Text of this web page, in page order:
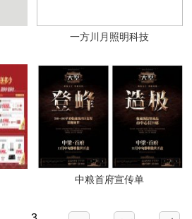
一方川月照明科技
中粮首府宣传单